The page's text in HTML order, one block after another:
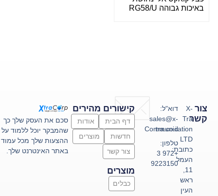
באיכות גבוהה RG58/U
סכם את העסק שלך כך
שהמבקר יוכל ללמוד על
ההצעות שלך מכל עמוד
באתר האינטרנט שלך.
קישורים מהירים
דף הבית
אודות
חדשות
מוצרים
צור קשר
מוצרים
כבלים
צור
קשר
X-
Tra
Communication
LTD
כתובת:
העמל
ראש
העין
דוא"ל:
sales@x-
tra.co.il
טלפון:
+972 3
9223150